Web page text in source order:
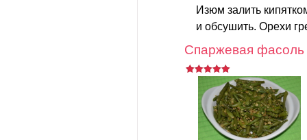
Изюм залить
и обсушить. Орехи
Спаржевая